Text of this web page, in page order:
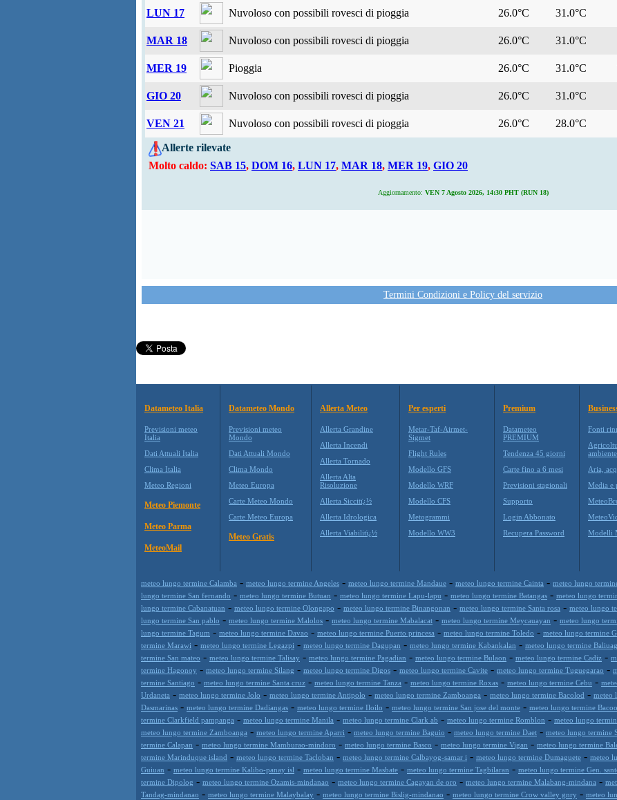
LUN 17 Nuvoloso con possibili rovesci di pioggia 26.0°C 31.0°C
MAR 18 Nuvoloso con possibili rovesci di pioggia 26.0°C 31.0°C
MER 19 Pioggia 26.0°C 31.0°C
GIO 20 Nuvoloso con possibili rovesci di pioggia 26.0°C 31.0°C
VEN 21 Nuvoloso con possibili rovesci di pioggia 26.0°C 28.0°C
Allerte rilevate
Molto caldo: SAB 15, DOM 16, LUN 17, MAR 18, MER 19, GIO 20
Aggiornamento: VEN 7 Agosto 2026, 14:30 PHT (RUN 18)
Termini Condizioni e Policy del servizio
Datameteo Italia
Previsioni meteo
Italia
Dati Attuali Italia
Clima Italia
Meteo Regioni
Meteo Piemonte
Meteo Parma
MeteoMail
Datameteo Mondo
Previsioni meteo
Mondo
Dati Attuali Mondo
Clima Mondo
Meteo Europa
Carte Meteo Mondo
Carte Meteo Europa
Meteo Gratis
Allerta Meteo
Allerta Grandine
Allerta Incendi
Allerta Tornado
Allerta Alta
Risoluzione
Allerta Siccitï¿½
Allerta Idrologica
Allerta Viabilitï¿½
Per esperti
Metar-Taf-Airmet-
Sigmet
Flight Rules
Modello GFS
Modello WRF
Modello CFS
Metogrammi
Modello WW3
Premium
Datameteo
PREMIUM
Tendenza 45 giorni
Carte fino a 6 mesi
Previsioni stagionali
Supporto
Login Abbonato
Recupera Password
Fonti
ambiente
Aria,
Media e
Modelli
meteo lungo termine Calamba - meteo lungo termine Angeles - meteo lungo termine Mandaue - meteo lungo termine Cainta - meteo lungo
lungo termine San fernando - meteo lungo termine Butuan - meteo lungo termine Lapu-lapu - meteo lungo termine Batangas - meteo lungo
lungo termine Cabanatuan - meteo lungo termine Olongapo - meteo lungo termine Binangonan - meteo lungo termine Santa rosa - meteo lungo
lungo termine San pablo - meteo lungo termine Malolos - meteo lungo termine Mabalacat - meteo lungo termine Meycauayan - meteo lungo
lungo termine Tagum - meteo lungo termine Davao - meteo lungo termine Puerto princesa - meteo lungo termine Toledo - meteo lungo termine
termine Marawi - meteo lungo termine Legazpi - meteo lungo termine Dagupan - meteo lungo termine Kabankalan - meteo lungo termine Baliuag
termine San mateo - meteo lungo termine Talisay - meteo lungo termine Pagadian - meteo lungo termine Bulaon - meteo lungo termine Cadiz -
termine Hagonoy - meteo lungo termine Silang - meteo lungo termine Digos - meteo lungo termine Cavite - meteo lungo termine Tuguegarao -
termine Santiago - meteo lungo termine Santa cruz - meteo lungo termine Tanza - meteo lungo termine Roxas - meteo lungo termine Cebu -
Urdaneta - meteo lungo termine Jolo - meteo lungo termine Antipolo - meteo lungo termine Zamboanga - meteo lungo termine Bacolod - meteo
Dasmarinas - meteo lungo termine Dadiangas - meteo lungo termine Iloilo - meteo lungo termine San jose del monte - meteo lungo termine
termine Clarkfield pampanga - meteo lungo termine Manila - meteo lungo termine Clark ab - meteo lungo termine Romblon - meteo lungo
meteo lungo termine Zamboanga - meteo lungo termine Aparri - meteo lungo termine Baguio - meteo lungo termine Daet - meteo lungo termine
termine Calapan - meteo lungo termine Mamburao-mindoro - meteo lungo termine Basco - meteo lungo termine Vigan - meteo lungo termine
termine Marinduque island - meteo lungo termine Tacloban - meteo lungo termine Calbayog-samar i - meteo lungo termine Dumaguete - meteo
Guiuan - meteo lungo termine Kalibo-panay isl - meteo lungo termine Masbate - meteo lungo termine Tagbilaran - meteo lungo termine Gen.
termine Dipolog - meteo lungo termine Ozamis-mindanao - meteo lungo termine Cagayan de oro - meteo lungo termine Malabang-mindana -
Tandag-mindanao - meteo lungo termine Malaybalay - meteo lungo termine Bislig-mindanao - meteo lungo termine Crow valley gnry - meteo